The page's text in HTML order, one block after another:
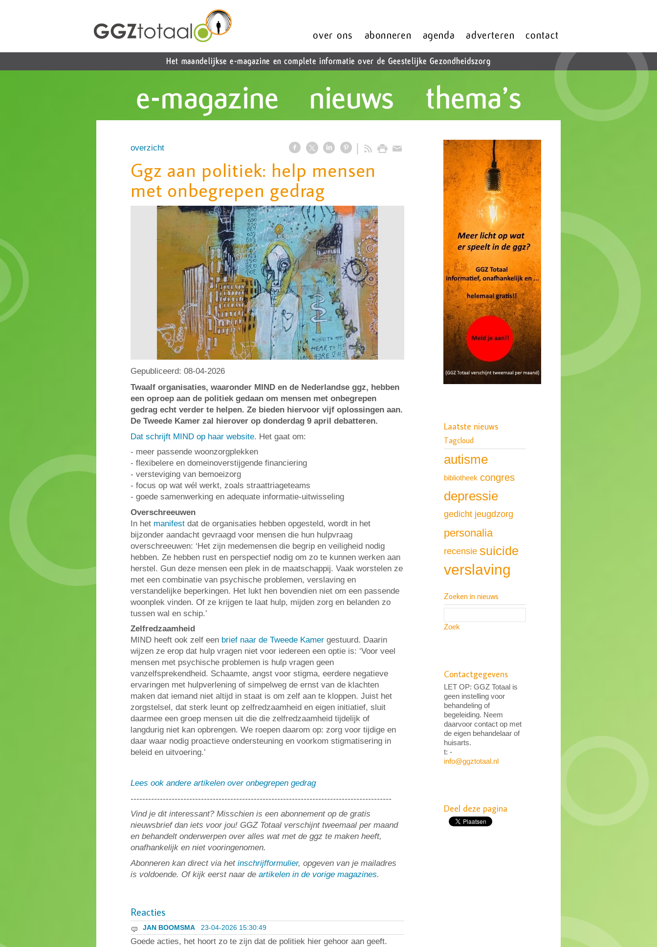
overzicht
Ggz aan politiek: help mensen
met onbegrepen gedrag
Gepubliceerd: 08-04-2026
Twaalf organisaties, waaronder MIND en de Nederlandse ggz, hebben
een oproep aan de politiek gedaan om mensen met onbegrepen
gedrag echt verder te helpen. Ze bieden hiervoor vijf oplossingen aan.
De Tweede Kamer zal hierover op donderdag 9 april debatteren.
Dat schrijft MIND op haar website. Het gaat om:
- meer passende woonzorgplekken
- flexibelere en domeinoverstijgende financiering
- versteviging van bemoeizorg
- focus op wat wél werkt, zoals straattriageteams
- goede samenwerking en adequate informatie-uitwisseling
Overschreeuwen
In het manifest dat de organisaties hebben opgesteld, wordt in het
bijzonder aandacht gevraagd voor mensen die hun hulpvraag
overschreeuwen: ‘Het zijn medemensen die begrip en veiligheid nodig
hebben. Ze hebben rust en perspectief nodig om zo te kunnen werken aan
herstel. Gun deze mensen een plek in de maatschappij. Vaak worstelen ze
met een combinatie van psychische problemen, verslaving en
verstandelijke beperkingen. Het lukt hen bovendien niet om een passende
woonplek vinden. Of ze krijgen te laat hulp, mijden zorg en belanden zo
tussen wal en schip.’
Zelfredzaamheid
MIND heeft ook zelf een brief naar de Tweede Kamer gestuurd. Daarin
wijzen ze erop dat hulp vragen niet voor iedereen een optie is: ‘Voor veel
mensen met psychische problemen is hulp vragen geen
vanzelfsprekendheid. Schaamte, angst voor stigma, eerdere negatieve
ervaringen met hulpverlening of simpelweg de ernst van de klachten
maken dat iemand niet altijd in staat is om zelf aan te kloppen. Juist het
zorgstelsel, dat sterk leunt op zelfredzaamheid en eigen initiatief, sluit
daarmee een groep mensen uit die die zelfredzaamheid tijdelijk of
langdurig niet kan opbrengen. We roepen daarom op: zorg voor tijdige en
daar waar nodig proactieve ondersteuning en voorkom stigmatisering in
beleid en uitvoering.’
Lees ook andere artikelen over onbegrepen gedrag
-----------------------------------------------------------------------------------------
Vind je dit interessant? Misschien is een abonnement op de gratis
nieuwsbrief dan iets voor jou! GGZ Totaal verschijnt tweemaal per maand
en behandelt onderwerpen over alles wat met de ggz te maken heeft,
onafhankelijk en niet vooringenomen.
Abonneren kan direct via het inschrijfformulier, opgeven van je mailadres
is voldoende. Of kijk eerst naar de artikelen in de vorige magazines.
Reacties
JAN BOOMSMA 23-04-2026 15:30:49
Goede acties, het hoort zo te zijn dat de politiek hier gehoor aan geeft.
Laatste nieuws
Tagcloud
autisme
bibliotheek congres
depressie
gedicht jeugdzorg
personalia
recensie suicide
verslaving
Zoeken in nieuws
Zoek
Contactgegevens
LET OP: GGZ Totaal is
geen instelling voor
behandeling of
begeleiding. Neem
daarvoor contact op met
de eigen behandelaar of
huisarts.
t: -
info@ggztotaal.nl
Deel deze pagina